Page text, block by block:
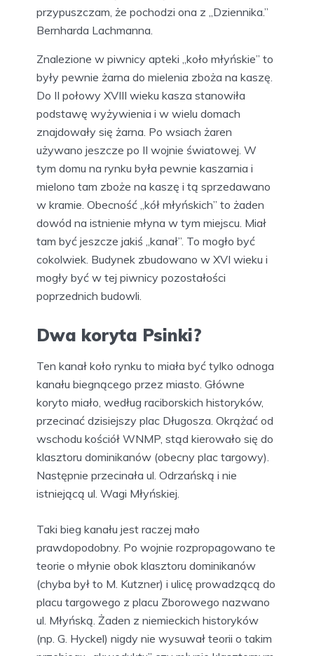
przypuszczam, że pochodzi ona z „Dziennika.”
Bernharda Lachmanna.
Znalezione w piwnicy apteki „koło młyńskie” to
były pewnie żarna do mielenia zboża na kaszę.
Do II połowy XVIII wieku kasza stanowiła
podstawę wyżywienia i w wielu domach
znajdowały się żarna. Po wsiach żaren
używano jeszcze po II wojnie światowej. W
tym domu na rynku była pewnie kaszarnia i
mielono tam zboże na kaszę i tą sprzedawano
w kramie. Obecność „kół młyńskich” to żaden
dowód na istnienie młyna w tym miejscu. Miał
tam być jeszcze jakiś „kanał”. To mogło być
cokolwiek. Budynek zbudowano w XVI wieku i
mogły być w tej piwnicy pozostałości
poprzednich budowli.
Dwa koryta Psinki?
Ten kanał koło rynku to miała być tylko odnoga
kanału biegnącego przez miasto. Główne
koryto miało, według raciborskich historyków,
przecinać dzisiejszy plac Długosza. Okrążać od
wschodu kościół WNMP, stąd kierowało się do
klasztoru dominikanów (obecny plac targowy).
Następnie przecinała ul. Odrzańską i nie
istniejącą ul. Wagi Młyńskiej.
Taki bieg kanału jest raczej mało
prawdopodobny. Po wojnie rozpropagowano te
teorie o młynie obok klasztoru dominikanów
(chyba był to M. Kutzner) i ulicę prowadzącą do
placu targowego z placu Zborowego nazwano
ul. Młyńską. Żaden z niemieckich historyków
(np. G. Hyckel) nigdy nie wysuwał teorii o takim